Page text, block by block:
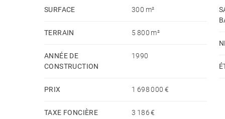
Possibilité de construction au-dessus du pool-
et accepté, purgé de tous recours. Terrain non
Ce bien est présenté par Anne COGEZ, agent
n°829 865 898. Honoraires à la charge du
d'énergie pour un usage standard, établi à partir
SURFACE 300 m²
TERRAIN 5 800 m²
ANNÉE DE
CONSTRUCTION
1990
PRIX 1 698 000 €
TAXE FONCIÈRE 3 186 €